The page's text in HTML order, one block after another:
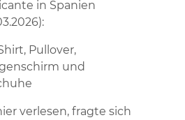
in Spanien
Pullover,
und
verlesen, fragte sich